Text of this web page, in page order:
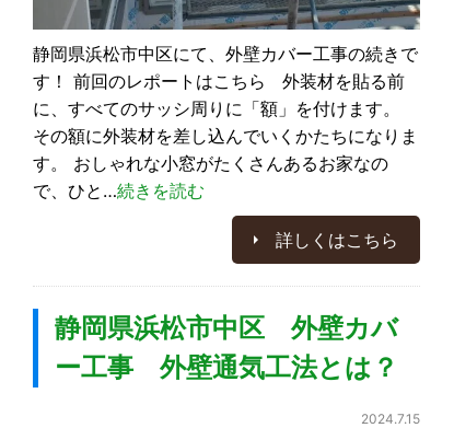
静岡県浜松市中区にて、外壁カバー工事の続きで
す！ 前回のレポートはこちら 外装材を貼る前
に、すべてのサッシ周りに「額」を付けます。
その額に外装材を差し込んでいくかたちになりま
す。 おしゃれな小窓がたくさんあるお家なの
で、ひと…続きを読む
詳しくはこちら
静岡県浜松市中区 外壁カバ
ー工事 外壁通気工法とは？
2024.7.15